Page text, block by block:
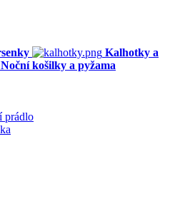
Kalhotky a
Noční košilky a pyžama
prádlo